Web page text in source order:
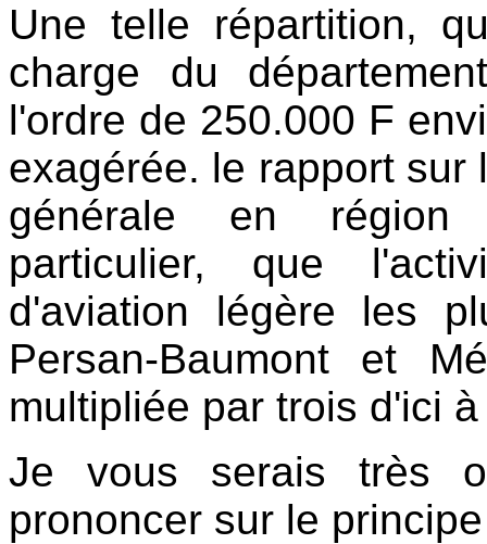
Une telle répartition,
charge du
l'ordre de 250.000 F
exagérée. le rapport sur
générale en région
particulier, que
d'aviation légère les
Persan-Baumont et
multipliée par trois d'ici
Je vous serais très
prononcer sur le